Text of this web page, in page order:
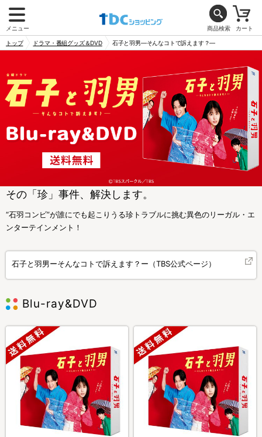
メニュー 商品検索 カート
トップ ドラマ・番組グッズ＆DVD 石子と羽男―そんなコトで訴えます？―
その「珍」事件、解決します。
“石羽コンビ”が誰にでも起こりうる珍トラブルに挑む異色のリーガル・エ
ンターテインメント！
石子と羽男ーそんなコトで訴えます？ー（TBS公式ページ）
Blu-ray&DVD